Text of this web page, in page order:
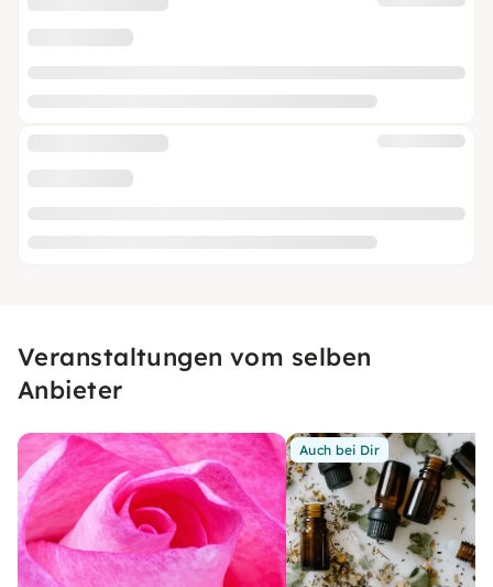
Veranstaltungen vom selben
Anbieter
Auch bei Dir